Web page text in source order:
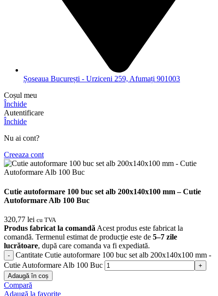
Șoseaua București - Urziceni 259, Afumați 901003
Coșul meu
Închide
Autentificare
Închide
Nu ai cont?
Creeaza cont
Cutie autoformare 100 buc set alb 200x140x100 mm – Cutie
Autoformare Alb 100 Buc
320,77 lei cu TVA
Produs fabricat la comandă Acest produs este fabricat la
comandă. Termenul estimat de producție este de 5–7 zile
lucrătoare, după care comanda va fi expediată.
Cantitate Cutie autoformare 100 buc set alb 200x140x100 mm -
Cutie Autoformare Alb 100 Buc
Adaugă în coș
Compară
Adaugă la favorite